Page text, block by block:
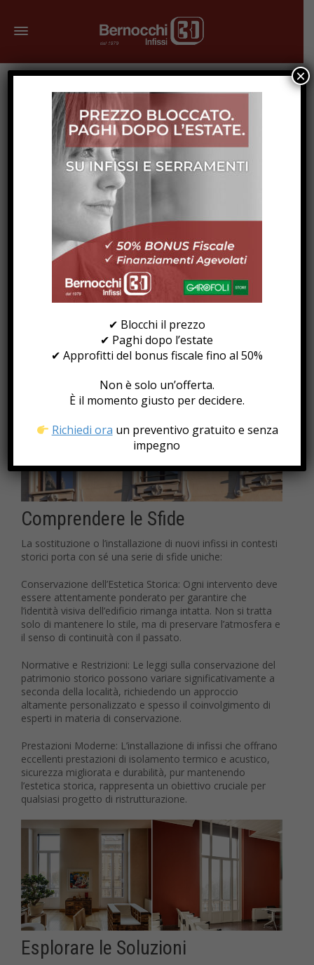
Aprile 16, 2024
La Scelta degli Infissi per Edifici
Storici e di Pregio: Una Guida tra
Conservazione e Innovazione
La conservazione degli edifici storici e di pregio
rappresenta una sfida affascinante che mette alla prova
la nostra capacità di bilanciare rispetto per il passato e
bisogni contemporanei, soprattutto quando si parla di
infissi. Questi elementi, essenziali per la funzionalità, la
sicurezza e l’isolamento di qualsiasi edificio, devono in
Comprendere le Sfide
La sostituzione o l’installazione di nuovi infissi in contesti
storici porta con sé una serie di sfide uniche:
Conservazione dell’Estetica Storica: Ogni intervento deve
essere attentamente ponderato per garantire che
l’identità visiva dell’edificio rimanga intatta. Non si tratta
solo di mantenere lo stile, ma di preservare l’atmosfera e
il senso di continuità con il passato.
Normative e Restrizioni: Le leggi sulla conservazione del
patrimonio storico possono variare significativamente a
seconda della località, richiedendo un approccio
altamente personalizzato e spesso il coinvolgimento di
esperti in materia di conservazione.
Prestazioni Moderne: L’installazione di infissi che offrano
eccellenti prestazioni di isolamento termico e acustico,
sicurezza migliorata e durabilità, pur mantenendo
l’estetica storica, rappresenta un obiettivo cruciale per
qualsiasi progetto di ristrutturazione.
Esplorare le Soluzioni
✔ Blocchi il prezzo
✔ Paghi dopo l’estate
✔ Approfitti del bonus fiscale fino al 50%
Non è solo un’offerta.
È il momento giusto per decidere.
Richiedi ora un preventivo gratuito e senza
impegno
×